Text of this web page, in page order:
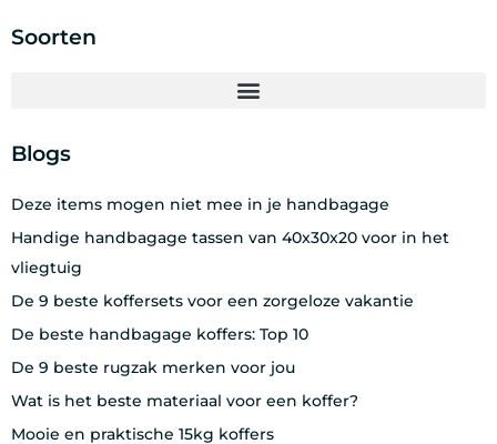
Soorten
Blogs
Deze items mogen niet mee in je handbagage
Handige handbagage tassen van 40x30x20 voor in het
vliegtuig
De 9 beste koffersets voor een zorgeloze vakantie
De beste handbagage koffers: Top 10
De 9 beste rugzak merken voor jou
Wat is het beste materiaal voor een koffer?
Mooie en praktische 15kg koffers